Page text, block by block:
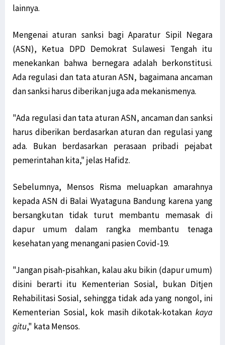
lainnya.
Mengenai aturan sanksi bagi Aparatur Sipil Negara
(ASN), Ketua DPD Demokrat Sulawesi Tengah itu
menekankan bahwa bernegara adalah berkonstitusi.
Ada regulasi dan tata aturan ASN, bagaimana ancaman
dan sanksi harus diberikan juga ada mekanismenya.
"Ada regulasi dan tata aturan ASN, ancaman dan sanksi
harus diberikan berdasarkan aturan dan regulasi yang
ada. Bukan berdasarkan perasaan pribadi pejabat
pemerintahan kita," jelas Hafidz.
Sebelumnya, Mensos Risma meluapkan amarahnya
kepada ASN di Balai Wyataguna Bandung karena yang
bersangkutan tidak turut membantu memasak di
dapur umum dalam rangka membantu tenaga
kesehatan yang menangani pasien Covid-19.
"Jangan pisah-pisahkan, kalau aku bikin (dapur umum)
disini berarti itu Kementerian Sosial, bukan Ditjen
Rehabilitasi Sosial, sehingga tidak ada yang nongol, ini
Kementerian Sosial, kok masih dikotak-kotakan kaya
gitu," kata Mensos.